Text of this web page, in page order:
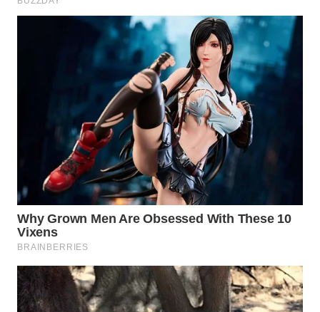
SUKABUMI
TIMUR
WN
SEMARANG
WN
SOLO
WN
BOROBUDUR